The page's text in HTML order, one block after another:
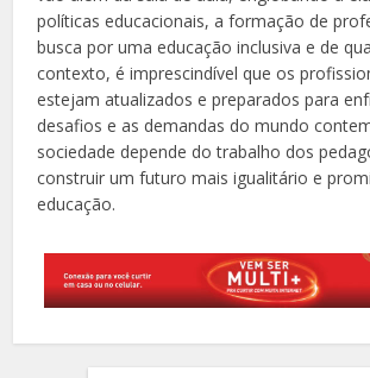
políticas educacionais, a formação de
busca por uma educação inclusiva e de
contexto, é imprescindível que os
estejam atualizados e preparados para
desafios e as demandas do mundo
sociedade depende do trabalho dos
construir um futuro mais igualitário e
educação.